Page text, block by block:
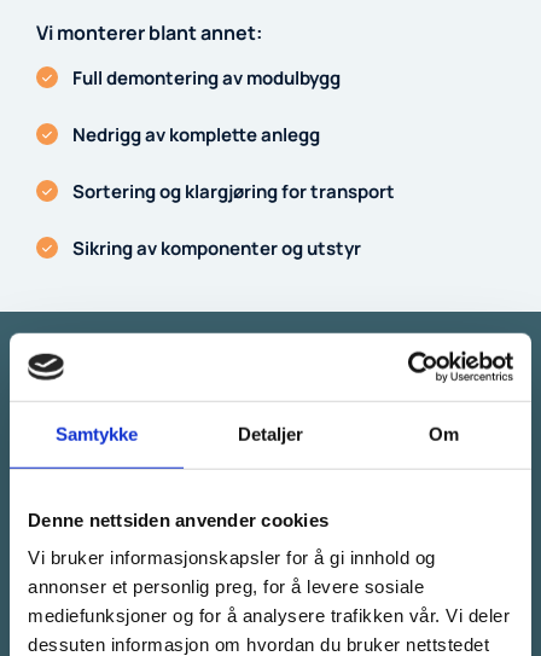
Samtykke Detaljer Om
Denne nettsiden anvender cookies
Vi bruker informasjonskapsler for å gi innhold og
annonser et personlig preg, for å levere sosiale
mediefunksjoner og for å analysere trafikken vår. Vi deler
dessuten informasjon om hvordan du bruker nettstedet
Vi monterer blant annet:
Full demontering av modulbygg
Nedrigg av komplette anlegg
Sortering og klargjøring for transport
Sikring av komponenter og utstyr
Flytting og reetablering
eksisterende modulbygg på ny lokasjon. Dette er en
kostnadseffektiv løsning for mange kunder som ønsker
gjenbruk av eksisterende moduler.
Vi monterer blant annet: